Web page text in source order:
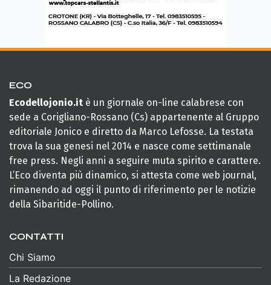
ECO
Ecodellojonio.it è un giornale on-line calabrese con
sede a Corigliano-Rossano (Cs) appartenente al Gruppo
editoriale Jonico e diretto da Marco Lefosse. La testata
trova la sua genesi nel 2014 e nasce come settimanale
free press. Negli anni a seguire muta spirito e carattere.
L’Eco diventa più dinamico, si attesta come web journal,
rimanendo ad oggi il punto di riferimento per le notizie
della Sibaritide-Pollino.
CONTATTI
Chi Siamo
La Redazione